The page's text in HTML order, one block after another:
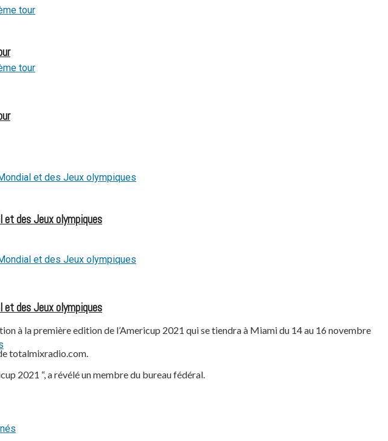
et des Jeux olympiques
et des Jeux olympiques
à la première edition de l’Americup 2021 qui se tiendra à Miami du 14 au 16 novembre
totalmixradio.com.
2021 “, a révélé un membre du bureau fédéral.